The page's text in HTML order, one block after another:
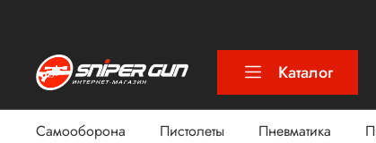
Каталог
Самооборона Пистолеты Пневматика